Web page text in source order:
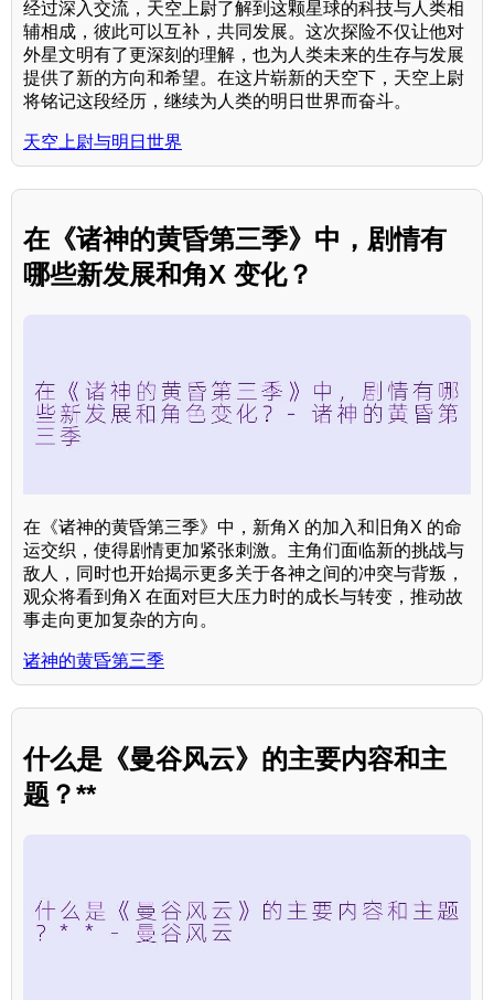
经过深入交流，天空上尉了解到这颗星球的科技与人类相
辅相成，彼此可以互补，共同发展。这次探险不仅让他对
外星文明有了更深刻的理解，也为人类未来的生存与发展
提供了新的方向和希望。在这片崭新的天空下，天空上尉
将铭记这段经历，继续为人类的明日世界而奋斗。
天空上尉与明日世界
在《诸神的黄昏第三季》中，剧情有
哪些新发展和角X 变化？
在《诸神的黄昏第三季》中，新角X 的加入和旧角X 的命
运交织，使得剧情更加紧张刺激。主角们面临新的挑战与
敌人，同时也开始揭示更多关于各神之间的冲突与背叛，
观众将看到角X 在面对巨大压力时的成长与转变，推动故
事走向更加复杂的方向。
诸神的黄昏第三季
什么是《曼谷风云》的主要内容和主
题？**